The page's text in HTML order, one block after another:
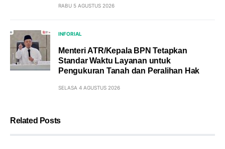
RABU 5 AGUSTUS 2026
INFORIAL
Menteri ATR/Kepala BPN Tetapkan
Standar Waktu Layanan untuk
Pengukuran Tanah dan Peralihan Hak
SELASA 4 AGUSTUS 2026
Related Posts